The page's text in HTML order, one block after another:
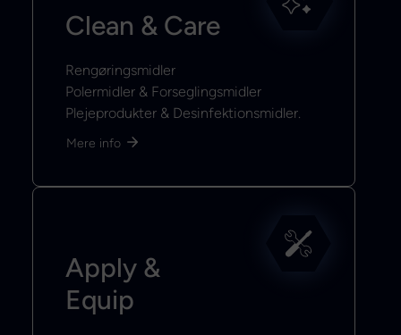
Clean & Care
Rengøringsmidler
Polermidler & Forseglingsmidler
Plejeprodukter & Desinfektionsmidler.
Mere info
Apply &
Equip